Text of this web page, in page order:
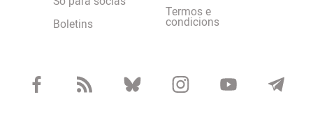
Boletins
Termos e
condicions